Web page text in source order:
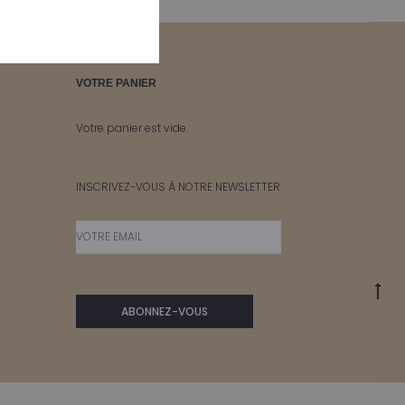
VOTRE PANIER
Votre panier est vide.
INSCRIVEZ-VOUS À NOTRE NEWSLETTER